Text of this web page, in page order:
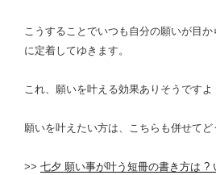
こうすることでいつも自分の願いが目
に定着してゆきます。
これ、願いを叶える効果ありそうですよ
願いを叶えたい方は、こちらも併せてど
>> 七夕 願い事が叶う短冊の書き方は ?